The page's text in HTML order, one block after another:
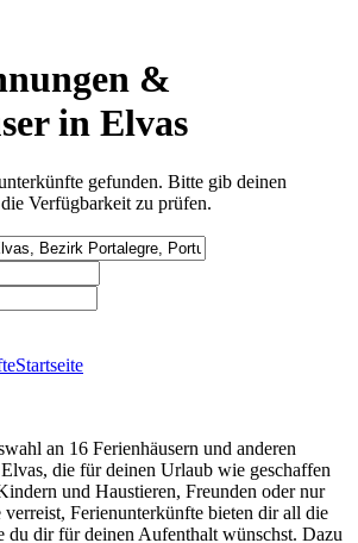
&
in Elvas
gefunden. Bitte gib deinen
Verfügbarkeit zu prüfen.
Startseite
an 16 Ferienhäusern und anderen
die für deinen Urlaub wie geschaffen
und Haustieren, Freunden oder nur
verreist, Ferienunterkünfte bieten dir all die
du dir für deinen Aufenthalt wünschst. Dazu